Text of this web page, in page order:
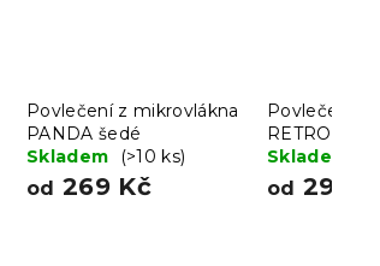
Povlečení z mikrovlákna
PANDA šedé
Skladem
(>10 ks)
od 269 Kč
Povlečení z
RETRO
barevné
Skladem
od 299